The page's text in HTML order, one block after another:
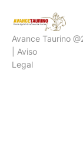
Avance Taurino
| Aviso
Legal